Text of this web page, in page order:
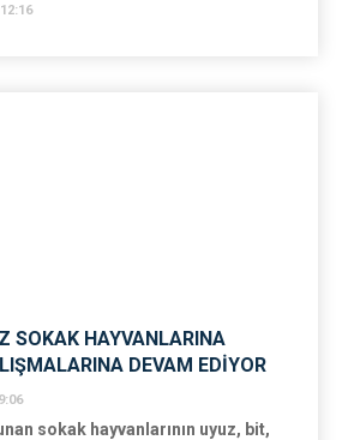
SOKAK HAYVANLARINA
DEVAM EDİYOR
sokak hayvanlarının uyuz, bit,